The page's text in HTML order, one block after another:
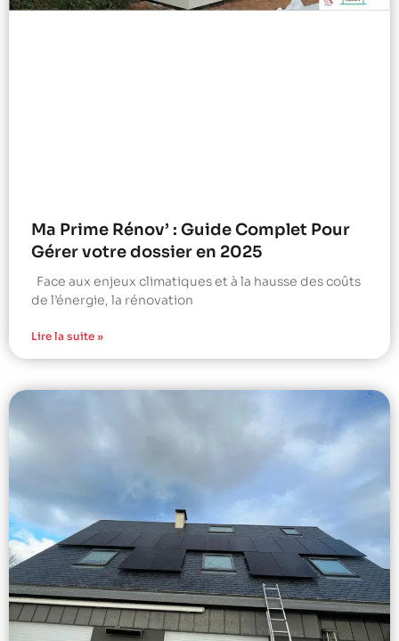
Ma Prime Rénov’ : Guide Complet Pour
Gérer votre dossier en 2025
Face aux enjeux climatiques et à la hausse des coûts
de l’énergie, la rénovation
Lire la suite »